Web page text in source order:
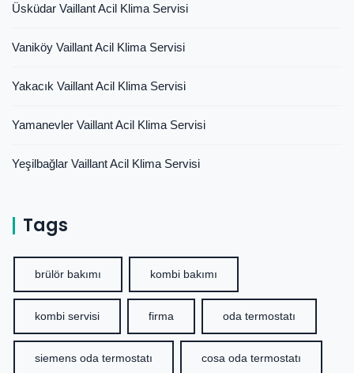
Üsküdar Vaillant Acil Klima Servisi
Vaniköy Vaillant Acil Klima Servisi
Yakacık Vaillant Acil Klima Servisi
Yamanevler Vaillant Acil Klima Servisi
Yeşilbağlar Vaillant Acil Klima Servisi
Tags
brülör bakımı kombi bakımı
kombi servisi firma oda termostatı
siemens oda termostatı cosa oda termostatı